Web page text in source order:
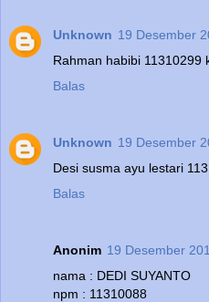
Unknown 19 Desember
Rahman habibi 11310299
Balas
Unknown 19 Desember
Desi susma ayu lestari
Balas
Anonim 19 Desember
nama : DEDI SUYANTO
npm : 11310088